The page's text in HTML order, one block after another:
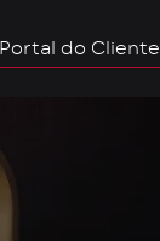
Portal do Cliente